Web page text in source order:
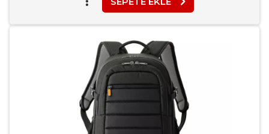
Karşılaştır
Rapor Bildir